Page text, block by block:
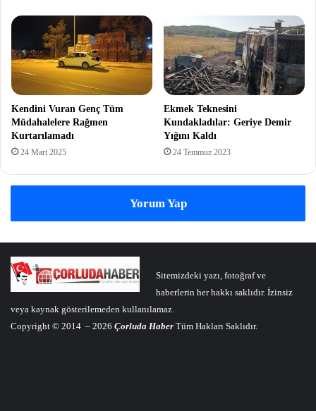
Kendini Vuran Genç Tüm
Müdahalelere Rağmen
Kurtarılamadı
24 Mart 2025
Ekmek Teknesini
Kundakladılar: Geriye Demir
Yığını Kaldı
24 Temmuz 2023
Yorum Yap
Sitemizdeki yazı, fotoğraf ve
haberlerin her hakkı saklıdır. İzinsiz
veya kaynak gösterilemeden kullanılamaz.
Copyright © 2014 – 2026 Çorluda Haber Tüm Hakları Saklıdır.